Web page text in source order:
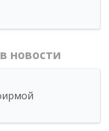
новости